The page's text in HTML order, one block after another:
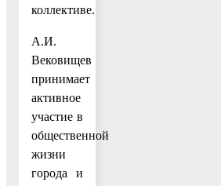
коллективе.
А.И.
Вековищев
принимает
активное
участие в
общественной
жизни
города и